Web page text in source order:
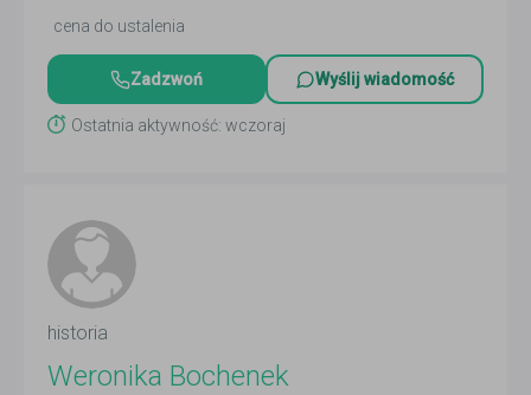
cena do ustalenia
Zadzwoń Wyślij wiadomość
Ostatnia aktywność: wczoraj
historia
Weronika Bochenek